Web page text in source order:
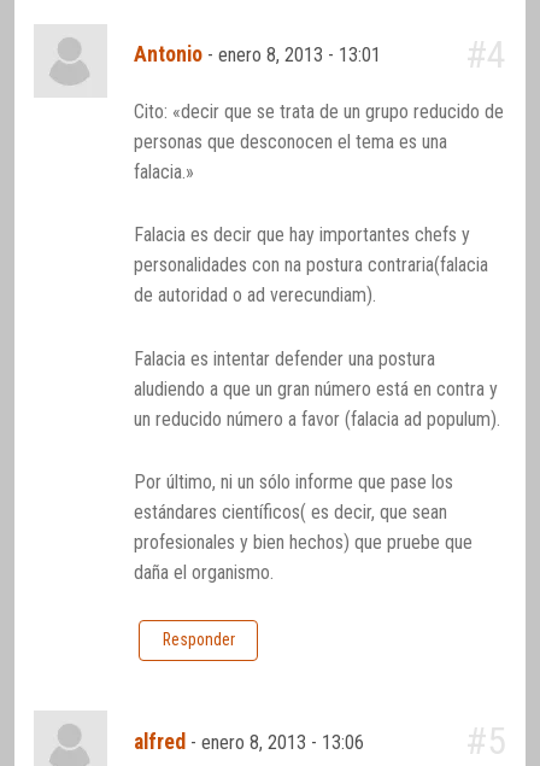
Antonio -enero 8, 2013 - 13:01 #4
Cito: «decir que se trata de un grupo reducido de
personas que desconocen el tema es una
falacia.»
Falacia es decir que hay importantes chefs y
personalidades con na postura contraria(falacia
de autoridad o ad verecundiam).
Falacia es intentar defender una postura
aludiendo a que un gran número está en contra y
un reducido número a favor (falacia ad populum).
Por último, ni un sólo informe que pase los
estándares científicos( es decir, que sean
profesionales y bien hechos) que pruebe que
daña el organismo.
Responder
alfred -enero 8, 2013 - 13:06 #5